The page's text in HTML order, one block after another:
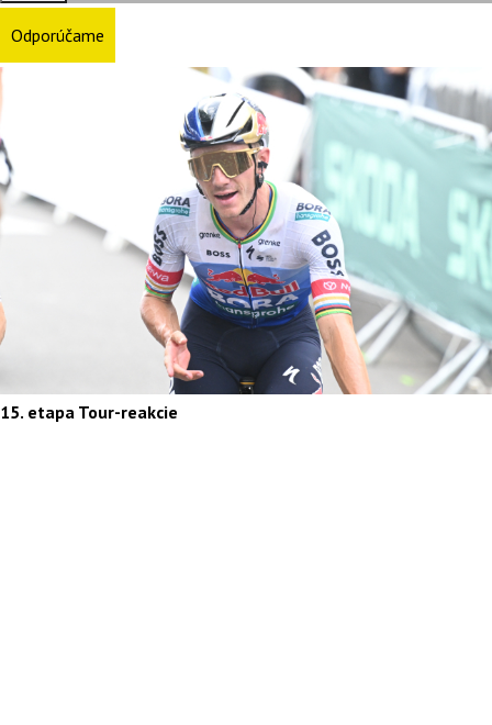
Odporúčame
15. etapa Tour-reakcie